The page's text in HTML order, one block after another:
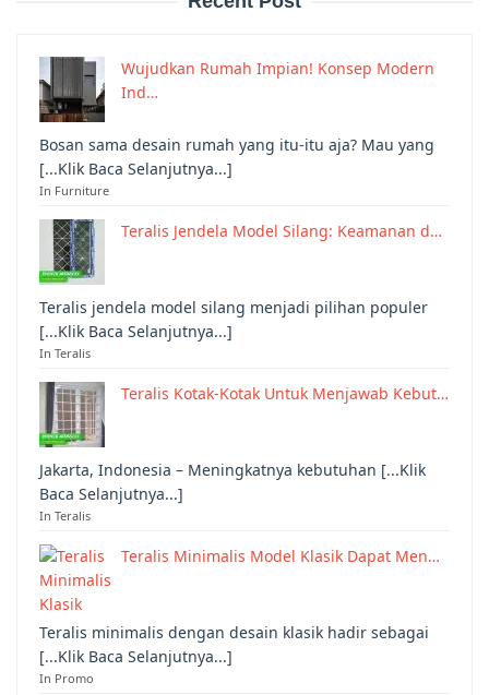
Wujudkan Rumah Impian! Konsep Modern
Ind…
Bosan sama desain rumah yang itu-itu aja? Mau yang
[...Klik Baca Selanjutnya...]
In Furniture
Teralis Jendela Model Silang: Keamanan d…
Teralis jendela model silang menjadi pilihan populer
[...Klik Baca Selanjutnya...]
In Teralis
Teralis Kotak-Kotak Untuk Menjawab Kebut…
Jakarta, Indonesia – Meningkatnya kebutuhan [...Klik
Baca Selanjutnya...]
In Teralis
Teralis Minimalis Model Klasik Dapat Men…
Teralis minimalis dengan desain klasik hadir sebagai
[...Klik Baca Selanjutnya...]
In Promo